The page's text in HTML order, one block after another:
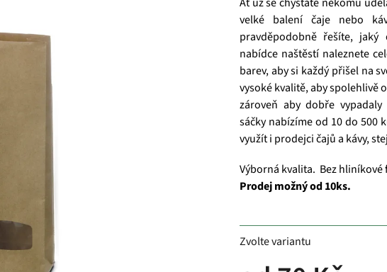
Zvolte variantu
velké balení čaje nebo
pravděpodobně řešíte,
nabídce naštěstí naleznete
barev, aby si každý přišel na
vysoké kvalitě, aby spolehlivě
zároveň aby dobře
sáčky nabízíme od 10 do 500
využít i prodejci čajů a kávy,
Výborná kvalita. Bez hliníkové
Prodej možný od 10ks.